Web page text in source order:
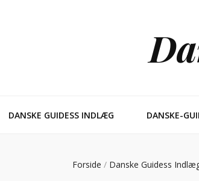
DANSKE GUIDESS INDLÆG DANSKE-
Forside / Danske Guidess